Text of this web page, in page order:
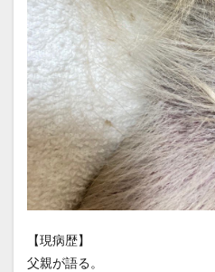
【現病歴】
父親が語る。